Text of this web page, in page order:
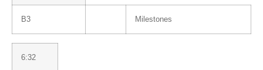
B3 Milestones
6:32